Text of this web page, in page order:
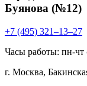
Буянова (№12)
+7 (495) 321–13–27
Часы работы: пн-чт
г. Москва,